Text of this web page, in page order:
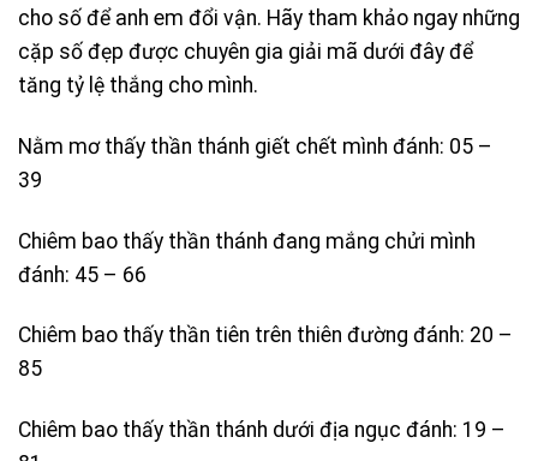
cho số để anh em đổi vận. Hãy tham khảo ngay những
cặp số đẹp được chuyên gia giải mã dưới đây để
tăng tỷ lệ thắng cho mình.
Nằm mơ thấy thần thánh giết chết mình đánh: 05 –
39
Chiêm bao thấy thần thánh đang mắng chửi mình
đánh: 45 – 66
Chiêm bao thấy thần tiên trên thiên đường đánh: 20 –
85
Chiêm bao thấy thần thánh dưới địa ngục đánh: 19 –